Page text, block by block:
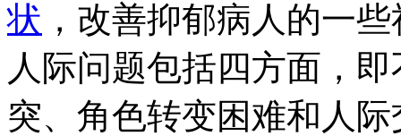
状 ，改善抑郁病人的一
人际问题包括四方面，
突、角色转变困难和人